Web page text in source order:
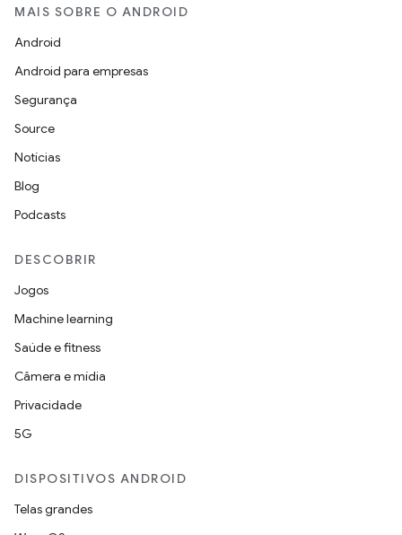
MAIS SOBRE O ANDROID
Android
Android para empresas
Segurança
Source
Notícias
Blog
Podcasts
DESCOBRIR
Jogos
Machine learning
Saúde e fitness
Câmera e mídia
Privacidade
5G
DISPOSITIVOS ANDROID
Telas grandes